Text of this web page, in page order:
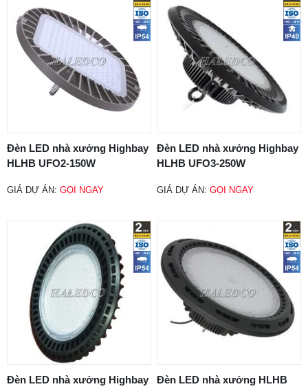
Đèn LED nhà xưởng Highbay
HLHB UFO2-150W
GIÁ DỰ ÁN: GỌI NGAY
Đèn LED nhà xưởng Highbay
HLHB UFO3-250W
GIÁ DỰ ÁN: GỌI NGAY
Đèn LED nhà xưởng Highbay
Đèn LED nhà xưởng HLHB